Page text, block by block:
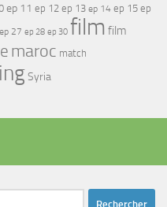
ep 11 ep 12 ep 13 ep 14 ep 15 ep
ep 27 ep 28 ep 30 film film
maroc match
Syria